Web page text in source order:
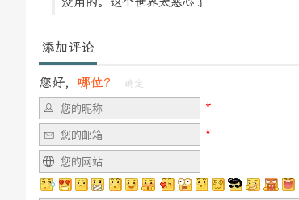
添加评论
您好， 哪位？ 确定